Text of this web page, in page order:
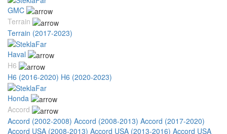
GMC
Terrain
Terrain (2017-2023)
Haval
H6
H6 (2016-2020) H6 (2020-2023)
Honda
Accord
Accord (2002-2008) Accord (2008-2013) Accord (2017-2020)
Accord USA (2008-2013) Accord USA (2013-2016) Accord USA